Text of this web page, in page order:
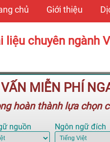
chủ Giới thiệu
liệu chuyên ngành
MIỄN PHÍ
hoàn thành lựa chọn
nguồn Ngôn ngữ đích